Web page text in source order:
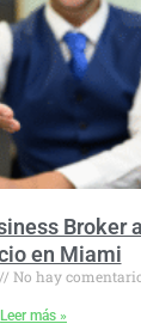
Broker
en Miami
No hay
Leer más »